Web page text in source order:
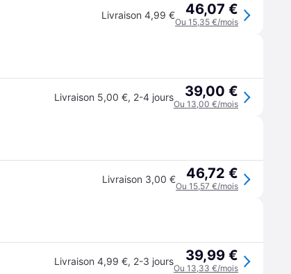
Livraison 4,99 € 46,07 €
Ou 15,35 €/mois
Livraison 5,00 €, 2-4 jours 39,00 €
Ou 13,00 €/mois
Livraison 3,00 € 46,72 €
Ou 15,57 €/mois
Livraison 4,99 €, 2-3 jours 39,99 €
Ou 13,33 €/mois